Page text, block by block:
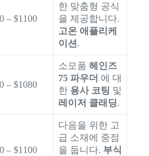
– $1100
한 맞춤형 공식
을 제공합니다.
고온 애플리케
이션.
– $1080
소모품 헤인즈
75 파우더 에 대
한 용사 코팅 및
레이저 클래딩.
– $1100
다음을 위한 고
급 소재에 중점
을 둡니다. 부식